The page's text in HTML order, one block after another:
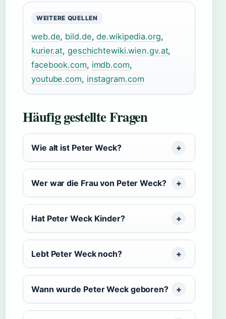
WEITERE QUELLEN
web.de, bild.de,de.wikipedia.org,
kurier.at, geschichtewiki.wien.gv.at,
facebook.com, imdb.com,
youtube.com, instagram.com
Häufig gestellte Fragen
Wie alt ist Peter Weck?
Wer war die Frau von Peter Weck?
Hat Peter Weck Kinder?
Lebt Peter Weck noch?
Wann wurde Peter Weck geboren?